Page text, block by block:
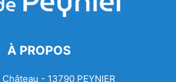
À PROPOS
- 13790 PEYNIER